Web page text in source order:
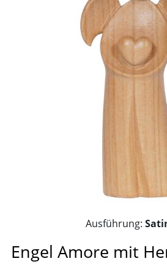
Ausführung:
Engel Amore mit